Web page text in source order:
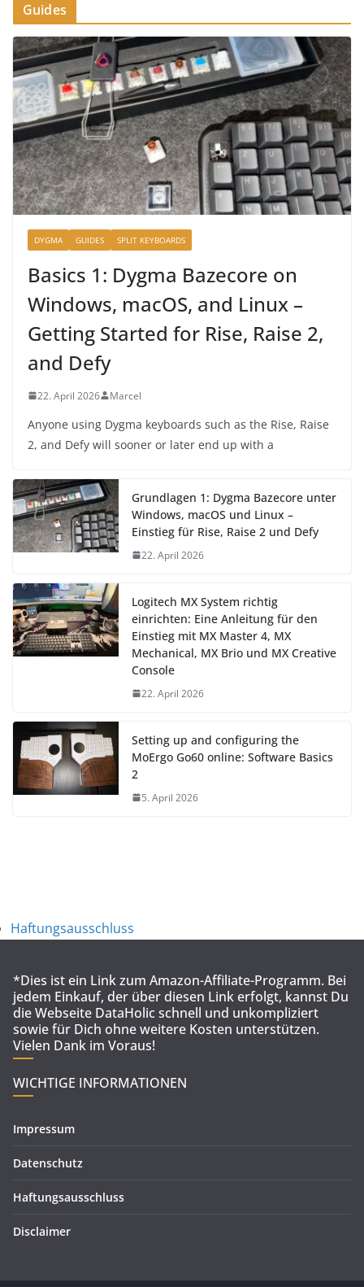
Guides
DYGMA GUIDES SPLIT KEYBOARDS
Basics 1: Dygma Bazecore on
Windows, macOS, and Linux –
Getting Started for Rise, Raise 2,
and Defy
22. April 2026 Marcel
Anyone using Dygma keyboards such as the Rise, Raise
2, and Defy will sooner or later end up with a
Grundlagen 1: Dygma Bazecore unter
Windows, macOS und Linux –
Einstieg für Rise, Raise 2 und Defy
22. April 2026
Logitech MX System richtig
einrichten: Eine Anleitung für den
Einstieg mit MX Master 4, MX
Mechanical, MX Brio und MX Creative
Console
22. April 2026
Setting up and configuring the
MoErgo Go60 online: Software Basics
2
5. April 2026
Haftungsausschluss
*Dies ist ein Link zum Amazon-Affiliate-Programm. Bei
jedem Einkauf, der über diesen Link erfolgt, kannst Du
die Webseite DataHolic schnell und unkompliziert
sowie für Dich ohne weitere Kosten unterstützen.
Vielen Dank im Voraus!
WICHTIGE INFORMATIONEN
Impressum
Datenschutz
Haftungsausschluss
Disclaimer